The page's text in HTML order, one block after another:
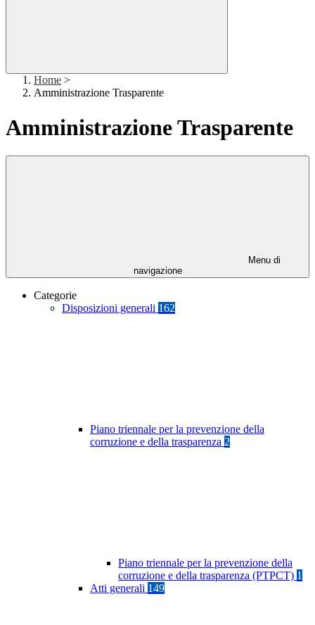
Home >
Amministrazione Trasparente
Amministrazione Trasparente
Menu di
navigazione
Categorie
Disposizioni generali 162
Piano triennale per la prevenzione della
corruzione e della trasparenza 2
Piano triennale per la prevenzione della
corruzione e della trasparenza (PTPCT) 1
Atti generali 149